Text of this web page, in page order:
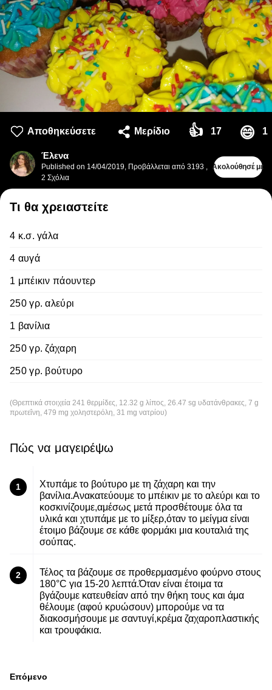
Αποθηκεύσετε Μερίδιο 👍 17 😄 1
Έλενα
Published on 14/04/2019, Προβάλλεται από 3193 ,
2 Σχόλια
Ακολούθησέ με
Τι θα χρειαστείτε
4 κ.σ. γάλα
4 αυγά
1 μπέικιν πάουντερ
250 γρ. αλεύρι
1 βανίλια
250 γρ. ζάχαρη
250 γρ. βούτυρο
(Θρεπτικά στοιχεία 241 θερμίδες, 12.32 g λίπος, 26.47 sg υδατάνθρακες, 7 g
πρωτεΐνη, 479 mg χοληστερόλη, 31 mg νατρίου)
Πώς να μαγειρέψω
1
Χτυπάμε το βούτυρο με τη ζάχαρη και την
βανίλια.Ανακατεύουμε το μπέικιν με το αλεύρι και το
κοσκινίζουμε,αμέσως μετά προσθέτουμε όλα τα
υλικά και χτυπάμε με το μίξερ,όταν το μείγμα είναι
έτοιμο βάζουμε σε κάθε φορμάκι μια κουταλιά της
σούπας.
2
Τέλος τα βάζουμε σε προθερμασμένο φούρνο στους
180°C για 15-20 λεπτά.Όταν είναι έτοιμα τα
βγάζουμε κατευθείαν από την θήκη τους και άμα
θέλουμε (αφού κρυώσουν) μπορούμε να τα
διακοσμήσουμε με σαντυγί,κρέμα ζαχαροπλαστικής
και τρουφάκια.
Επόμενο